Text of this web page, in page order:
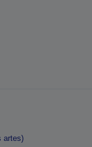
artes)